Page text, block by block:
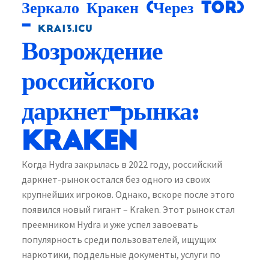
Зеркало Кракен (Через Tor)
–
kra13.icu
Возрождение
российского
даркнет-рынка:
Kraken
Когда Hydra закрылась в 2022 году, российский
даркнет-рынок остался без одного из своих
крупнейших игроков. Однако, вскоре после этого
появился новый гигант – Kraken. Этот рынок стал
преемником Hydra и уже успел завоевать
популярность среди пользователей, ищущих
наркотики, поддельные документы, услуги по